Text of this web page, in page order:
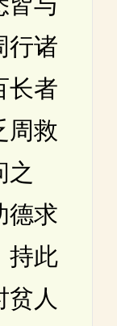
行诸
长者
周救
之
德求
持此
贫人